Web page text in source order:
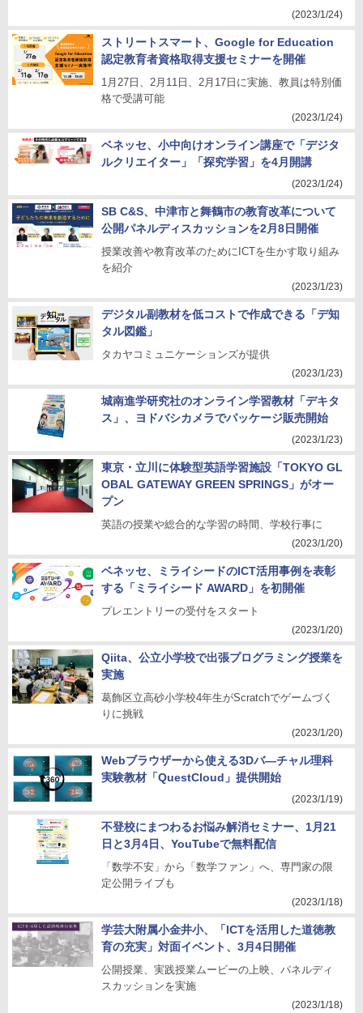
(2023/1/24)
ストリートスマート、Google for Education
認定教育者資格取得支援セミナーを開催
1月27日、2月11日、2月17日に実施、教員は特別価
格で受講可能
(2023/1/24)
ベネッセ、小中向けオンライン講座で「デジタ
ルクリエイター」「探究学習」を4月開講
(2023/1/24)
SB C&S、中津市と舞鶴市の教育改革について
公開パネルディスカッションを2月8日開催
授業改善や教育改革のためにICTを生かす取り組み
を紹介
(2023/1/23)
デジタル副教材を低コストで作成できる「デ知
タル図鑑」
タカヤコミュニケーションズが提供
(2023/1/23)
城南進学研究社のオンライン学習教材「デキタ
ス」、ヨドバシカメラでパッケージ販売開始
(2023/1/23)
東京・立川に体験型英語学習施設「TOKYO GL
OBAL GATEWAY GREEN SPRINGS」がオー
プン
英語の授業や総合的な学習の時間、学校⾏事に
(2023/1/20)
ベネッセ、ミライシードのICT活用事例を表彰
する「ミライシード AWARD」を初開催
プレエントリーの受付をスタート
(2023/1/20)
Qiita、公立小学校で出張プログラミング授業を
実施
葛飾区立高砂小学校4年生がScratchでゲームづく
りに挑戦
(2023/1/20)
Webブラウザーから使える3Dバ―チャル理科
実験教材「QuestCloud」提供開始
(2023/1/19)
不登校にまつわるお悩み解消セミナー、1月21
日と3月4日、YouTubeで無料配信
「数学不安」から「数学ファン」へ、専門家の限
定公開ライブも
(2023/1/18)
学芸大附属小金井小、「ICTを活用した道徳教
育の充実」対面イベント、3月4日開催
公開授業、実践授業ムービーの上映、パネルディ
スカッションを実施
(2023/1/18)